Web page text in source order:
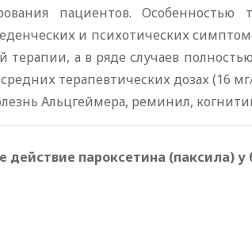
пациентов. Особенностью
и психотических
терапии, а в ряде случаев
терапевтических дозах (16
Альцгеймера, реминил,
действие пароксетина (паксила)